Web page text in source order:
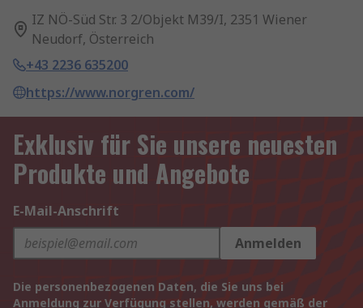
IZ NÖ-Süd Str. 3 2/Objekt M39/I, 2351 Wiener
Neudorf, Österreich
+43 2236 635200
https://www.norgren.com/
Exklusiv für Sie unsere neuesten
Produkte und Angebote
E-Mail-Anschrift
Anmelden
Die personenbezogenen Daten, die Sie uns bei
Anmeldung zur Verfügung stellen, werden gemäß der